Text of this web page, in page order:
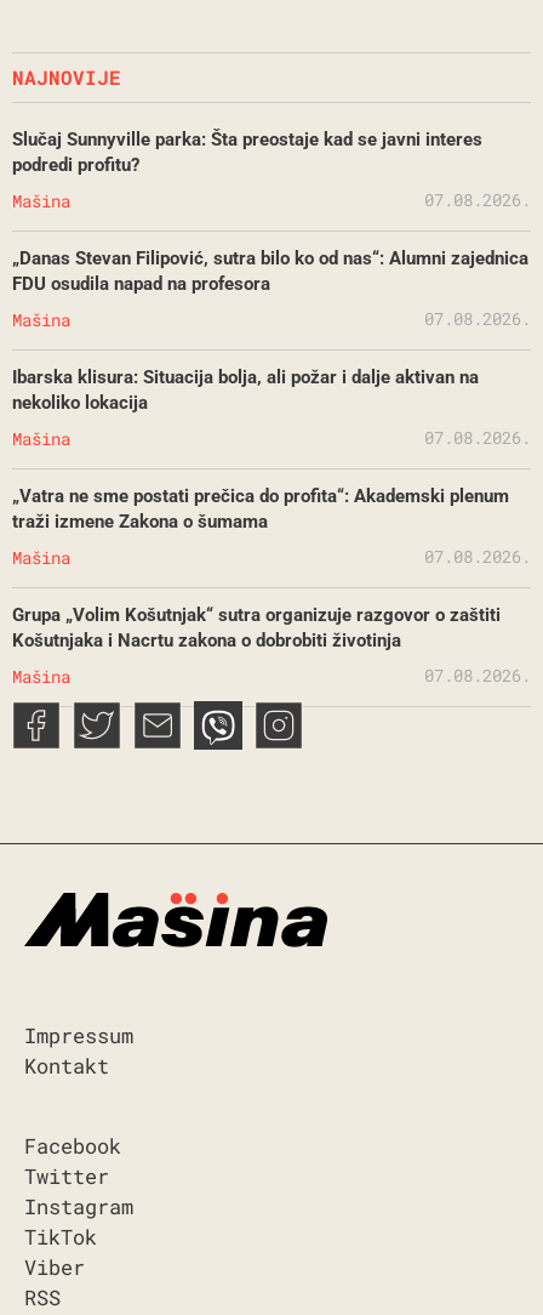
NAJNOVIJE
Slučaj Sunnyville parka: Šta preostaje kad se javni interes
podredi profitu?
Mašina 07.08.2026.
„Danas Stevan Filipović, sutra bilo ko od nas“: Alumni zajednica
FDU osudila napad na profesora
Mašina 07.08.2026.
Ibarska klisura: Situacija bolja, ali požar i dalje aktivan na
nekoliko lokacija
Mašina 07.08.2026.
„Vatra ne sme postati prečica do profita“: Akademski plenum
traži izmene Zakona o šumama
Mašina 07.08.2026.
Grupa „Volim Košutnjak“ sutra organizuje razgovor o zaštiti
Košutnjaka i Nacrtu zakona o dobrobiti životinja
Mašina 07.08.2026.
Impressum
Kontakt
Facebook
Twitter
Instagram
TikTok
Viber
RSS